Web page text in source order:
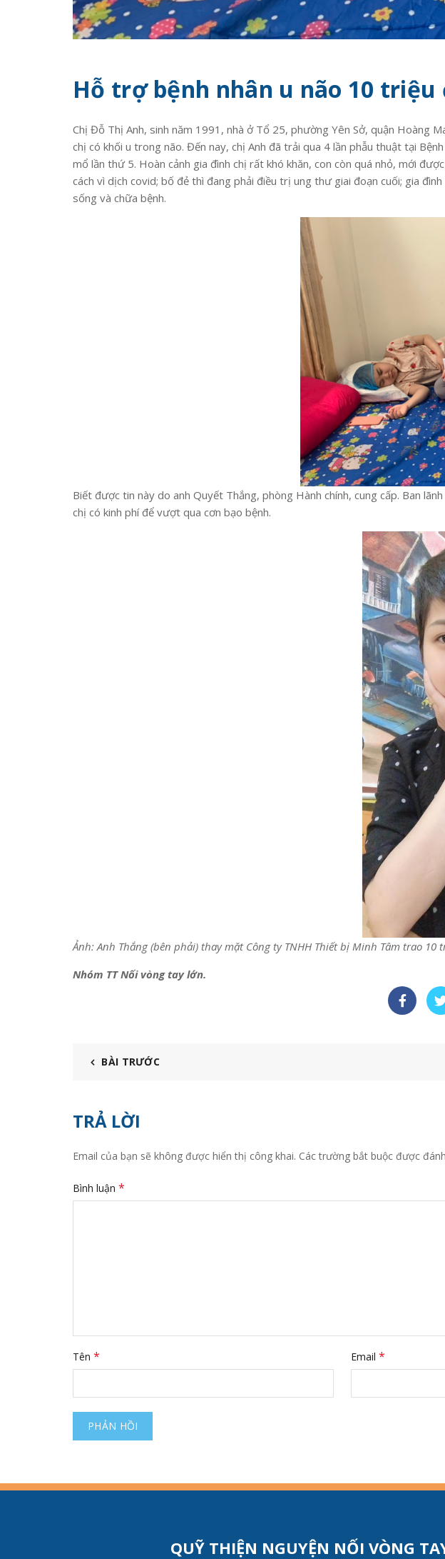
Hỗ trợ bệnh nhân u não 10 triệu
Chị Đỗ Thị Anh, sinh năm 1991, nhà ở Tổ 25, phường Yên Sở, quận Hoàng
chị có khối u trong não. Đến nay, chị Anh đã trải qua 4 lần phẫu thuật tại
mổ lần thứ 5. Hoàn cảnh gia đình chị rất khó khăn, con còn quá nhỏ, mới
cách vì dịch covid; bố đẻ thì đang phải điều trị ung thư giai đoạn cuối; gia
sống và chữa bệnh.
Biết được tin này do anh Quyết Thắng, phòng Hành chính, cung cấp. Ban
chị có kinh phí để vượt qua cơn bạo bệnh.
Ảnh: Anh Thắng (bên phải) thay mặt Công ty TNHH Thiết bị Minh Tâm trao
Nhóm TT Nối vòng tay lớn.
BÀI TRƯỚC
TRẢ LỜI
Email của bạn sẽ không được hiển thị công khai. Các trường bắt buộc được
Bình luận *
Tên * Email*
QUỸ THIỆN NGUYỆN NỐI VÒNG